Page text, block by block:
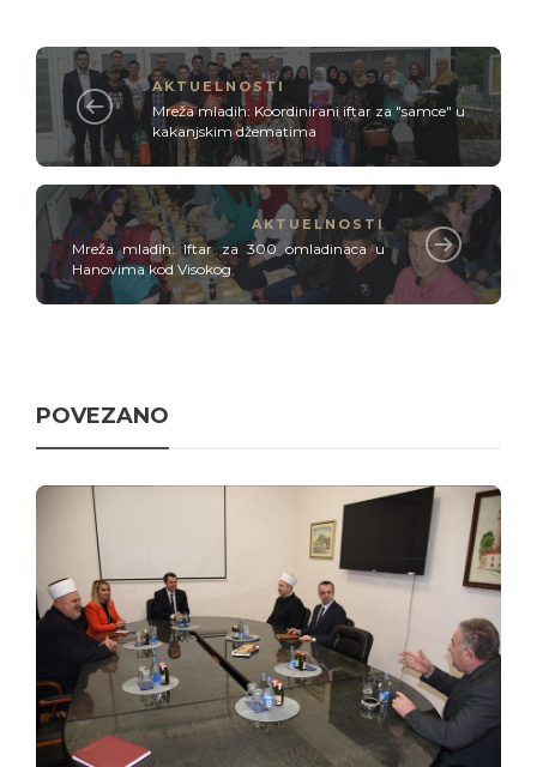
AKTUELNOSTI
Mreža mladih: Koordinirani iftar za "samce" u
kakanjskim džematima
AKTUELNOSTI
Mreža mladih: Iftar za 300 omladinaca u
Hanovima kod Visokog
POVEZANO